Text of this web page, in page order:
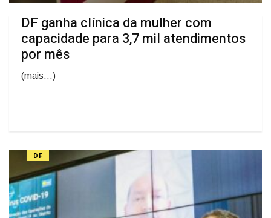
DF ganha clínica da mulher com
capacidade para 3,7 mil atendimentos
por mês
(mais…)
DF